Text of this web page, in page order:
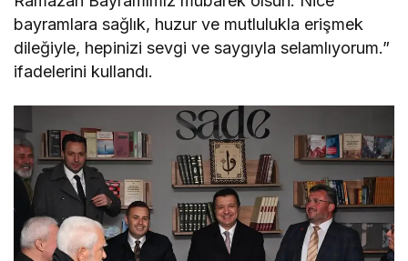
bayramlara sağlık, huzur ve mutlulukla erişmek
dileğiyle, hepinizi sevgi ve saygıyla selamlıyorum.”
ifadelerini kullandı.